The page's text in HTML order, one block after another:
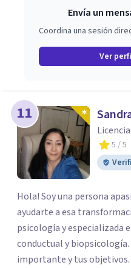
Envía un
Coordina una sesión
Ver
11
5 / 5
Hola! Soy una persona
ayudarte a esa
psicología y especializada
conductual y biopsicología.
importante y tus